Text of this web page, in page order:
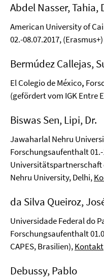
Abdel Nasser, Tahia,
American University of
02.-08.07.2017, (Erasmus+)
Bermúdez Callejas,
El Colegio de México,
(gefördert vom IGK Entre
Biswas Sen, Lipi, Dr.
Jawaharlal Nehru
Forschungsaufenthalt
Universitätspartnerschaft
Nehru University, Delhi,
da Silva Queiroz,
Universidade Federal do
Forschungsaufenthalt
CAPES, Brasilien),Kontakt
Debussy, Pablo